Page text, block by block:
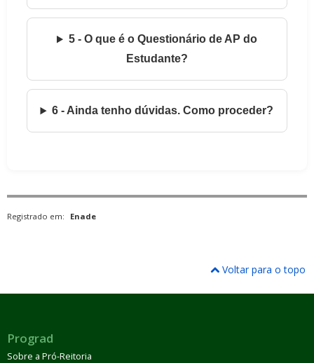
5 - O que é o Questionário de AP do
Estudante?
6 - Ainda tenho dúvidas. Como proceder?
Registrado em: Enade
Voltar para o topo
Prograd
Sobre a Pró-Reitoria